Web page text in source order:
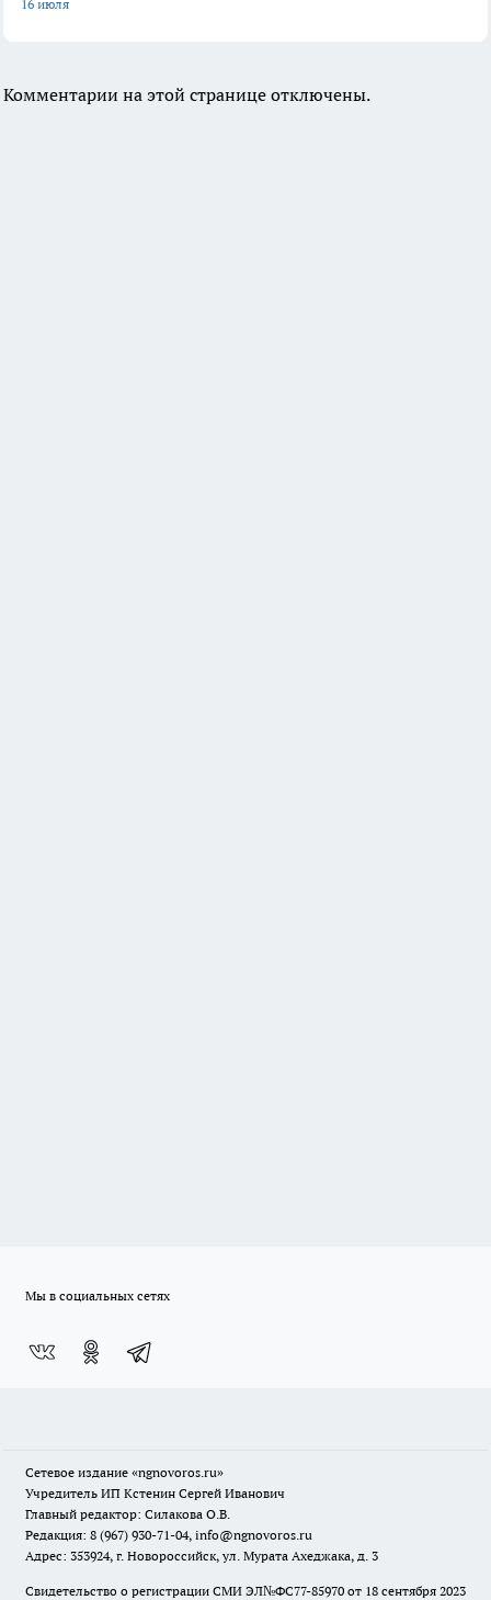
16 июля
Комментарии на этой странице отключены.
Мы в социальных сетях
Сетевое издание «ngnovoros.ru»
Учредитель ИП Кстенин Сергей Иванович
Главный редактор: Силакова О.В.
Редакция: 8 (967) 930-71-04, info@ngnovoros.ru
Адрес: 353924, г. Новороссийск, ул. Мурата Ахеджака, д. 3
Свидетельство о регистрации СМИ ЭЛ№ФС77-85970 от 18 сентября 2023